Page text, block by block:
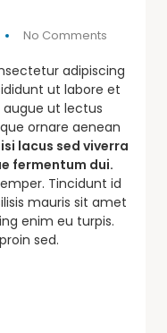
No Comments
adipiscing
ut labore et
ut lectus
ornare aenean
lacus sed viverra
fermentum dui.
Tincidunt id
mauris sit amet
enim eu turpis.
sed.